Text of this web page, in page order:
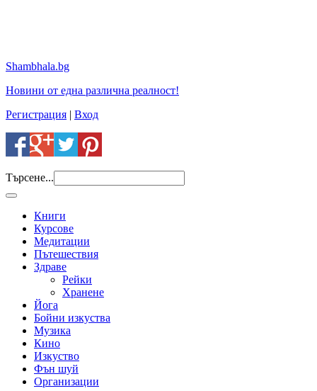
Shambhala.bg
Новини от една различна реалност!
Регистрация | Вход
Търсене...
Книги
Курсове
Медитации
Пътешествия
Здраве
Рейки
Хранене
Йога
Бойни изкуства
Музика
Кино
Изкуство
Фън шуй
Организации